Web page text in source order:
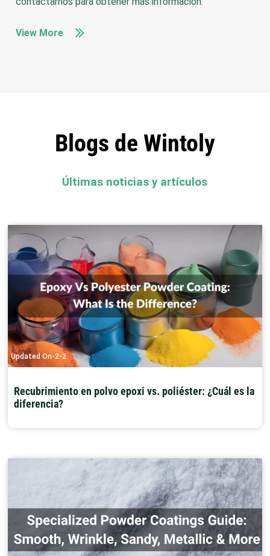
View More
Blogs de Wintoly
Últimas noticias y artículos
Updated On-2-2
Recubrimiento en polvo epoxi vs. poliéster: ¿Cuál es la
diferencia?